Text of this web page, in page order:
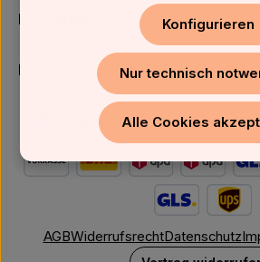
Kundenservice
Newsletter
AGBWiderrufsrechtDatenschutz
Nur technisch
Konfigurieren
Alle Cookies